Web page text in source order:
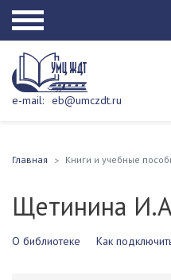
e-mail: eb@umczdt.ru
Главная Книги и учебные
Щетинина
О библиотеке Как